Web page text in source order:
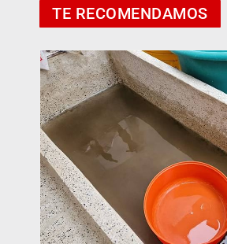
TE RECOMENDAMOS